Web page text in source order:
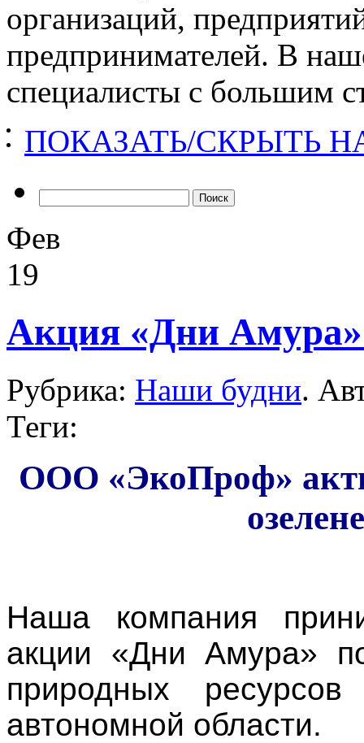
организаций,
предпринимателей. В
специалисты с большим
ПОКАЗАТЬ/СКРЫТЬ
Фев
19
Акция «Дни
Рубрика: Наши будни.
Теги:
ООО «ЭкоПроф»
Наша компания
акции «Дни Амура»
природных ресурсов
автономной области.